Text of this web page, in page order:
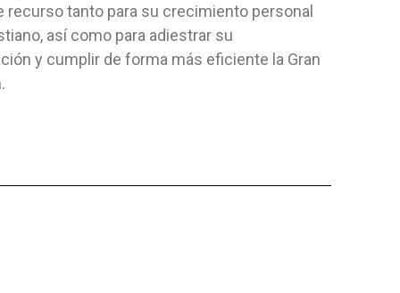
CARRITO
nos conducen a la presencia de Dios
y nos...
TAPA DURA
11,80 $
recurso tanto para su crecimiento personal
así como para adiestrar su
y cumplir de forma más eficiente la Gran